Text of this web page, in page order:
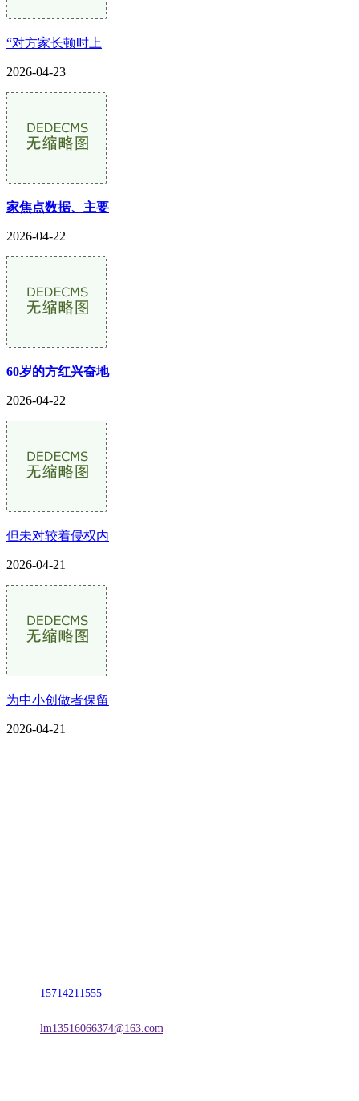
“对方家长顿时上
2026-04-23
家焦点数据、主要
2026-04-22
60岁的方红兴奋地
2026-04-22
但未对较着侵权内
2026-04-21
为中小创做者保留
2026-04-21
15714211555
lm13516066374@163.com